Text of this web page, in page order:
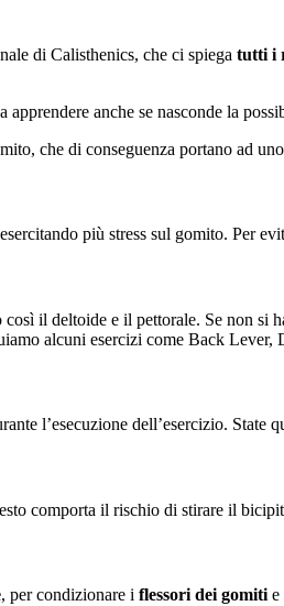
di Calisthenics, che ci spiega tutti i
apprendere anche se nasconde la
che di conseguenza portano ad
più stress sul gomito. Per
il deltoide e il pettorale. Se non si
alcuni esercizi come Back Lever,
l’esecuzione dell’esercizio.
comporta il rischio di stirare il
, per condizionare i flessori dei gomiti e